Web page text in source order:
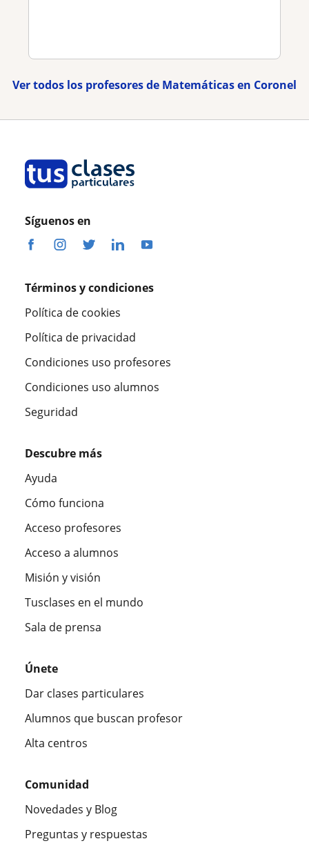
Ver todos los profesores de Matemáticas en Coronel
Síguenos en
Términos y condiciones
Política de cookies
Política de privacidad
Condiciones uso profesores
Condiciones uso alumnos
Seguridad
Descubre más
Ayuda
Cómo funciona
Acceso profesores
Acceso a alumnos
Misión y visión
Tusclases en el mundo
Sala de prensa
Únete
Dar clases particulares
Alumnos que buscan profesor
Alta centros
Comunidad
Novedades y Blog
Preguntas y respuestas